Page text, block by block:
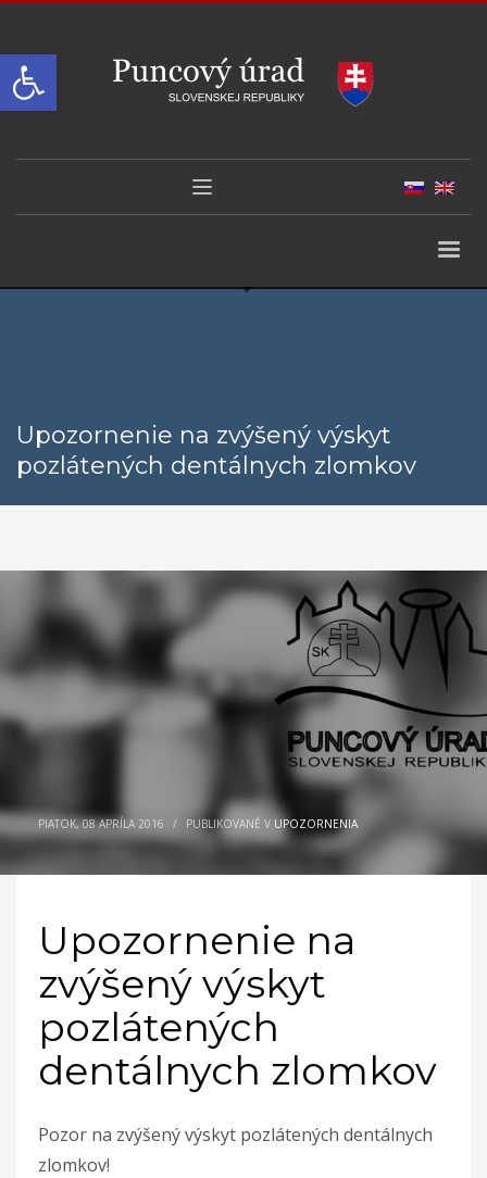
Open toolbar
Upozornenie na zvýšený výskyt
pozlátených dentálnych zlomkov
PIATOK, 08 APRÍLA 2016 / PUBLIKOVANÉ V UPOZORNENIA
Upozornenie na
zvýšený výskyt
pozlátených
dentálnych zlomkov
Pozor na zvýšený výskyt pozlátených dentálnych
zlomkov!